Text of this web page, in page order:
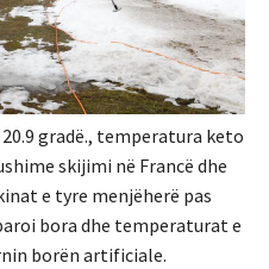
gradë., temperatura keto
skijimi në Francë dhe
e tyre menjëherë pas
bora dhe temperaturat e
borën artificiale.